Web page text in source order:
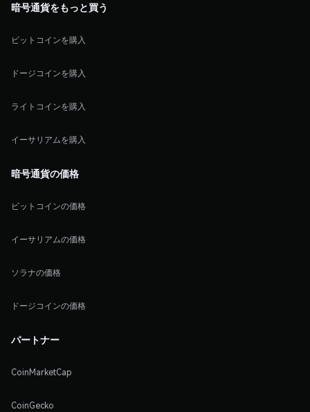
暗号通貨をもっと買う
ビットコインを購入
ドージコインを購入
ライトコインを購入
イーサリアムを購入
暗号通貨の価格
ビットコインの価格
イーサリアムの価格
ソラナの価格
ドージコインの価格
パートナー
CoinMarketCap
CoinGecko